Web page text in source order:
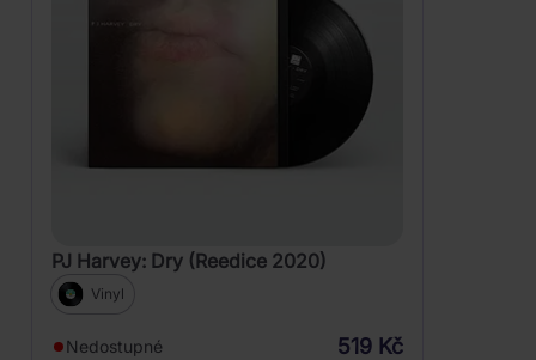
PJ Harvey: Dry (Reedice 2020)
Vinyl
Nedostupné 519 Kč